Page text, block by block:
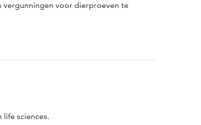
vergunningen voor dierproeven te
sciences.